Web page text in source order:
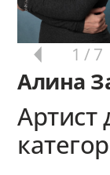
1 / 7
Алина